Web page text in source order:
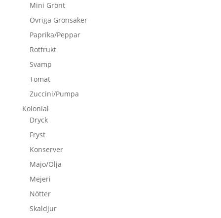
Mini Grönt
Övriga Grönsaker
Paprika/Peppar
Rotfrukt
Svamp
Tomat
Zuccini/Pumpa
Kolonial
Dryck
Fryst
Konserver
Majo/Olja
Mejeri
Nötter
Skaldjur